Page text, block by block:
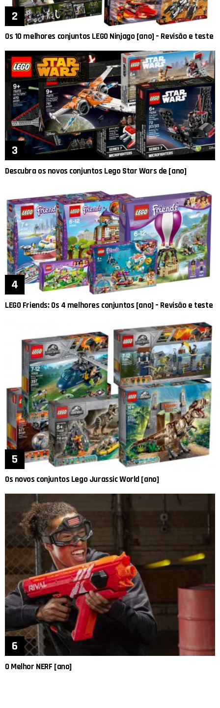
Os 10 melhores conjuntos LEGO Ninjago [ano] – Revisão e teste
Descubra os novos conjuntos Lego Star Wars de [ano]
LEGO Friends: Os 4 melhores conjuntos [ano] – Revisão e teste
Os novos conjuntos Lego Jurassic World [ano]
O Melhor NERF [ano]